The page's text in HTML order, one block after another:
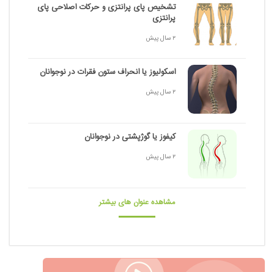
تشخیص پای پرانتزی و حرکات اصلاحی پای
پرانتزی
2 سال پیش
اسکولیوز یا انحراف ستون فقرات در نوجوانان
2 سال پیش
کیفوز یا گوژپشتی در نوجوانان
2 سال پیش
مشاهده عنوان های بیشتر